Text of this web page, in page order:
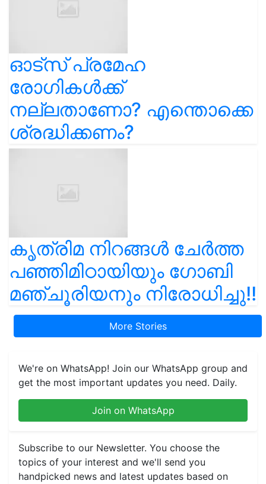
ഓട്സ് പ്രമേഹ
രോഗികൾക്ക്
നല്ലതാണോ? എന്തൊക്കെ
ശ്രദ്ധിക്കണം?
കൃത്രിമ നിറങ്ങൾ ചേർത്ത
പഞ്ഞിമിഠായിയും ഗോബി
മഞ്ചൂരിയനും നിരോധിച്ചു!!
More Stories
We're on WhatsApp! Join our WhatsApp group and
get the most important updates you need. Daily.
Join on WhatsApp
Subscribe to our Newsletter. You choose the
topics of your interest and we'll send you
handpicked news and latest updates based on